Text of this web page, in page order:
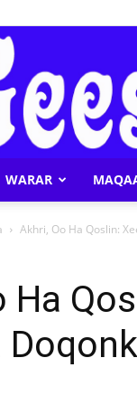
WARAR
Akhri, Oo Ha Qoslin:
Ha